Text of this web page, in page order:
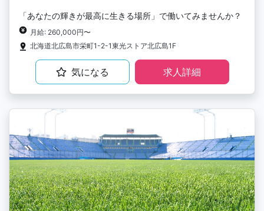
「あなたの輝きが最高に生きる場所」で働いてみませんか？
月給: 260,000円〜
北海道北広島市栄町1-2-1東光ストア北広島1F
気になる 求人詳細